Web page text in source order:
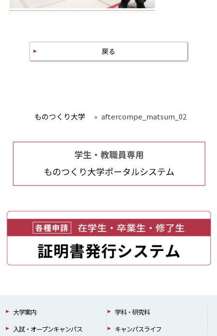
戻る
ものつくり大学 » aftercompe_matsum_02
大学案内
学科・研究科
入試・オープンキャンパス
キャンパスライフ